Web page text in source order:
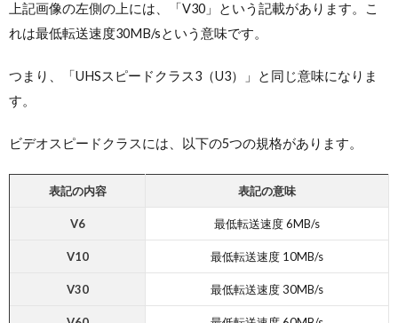
上記画像の左側の上には、「V30」という記載があります。こ
れは最低転送速度30MB/sという意味です。
つまり、「UHSスピードクラス3（U3）」と同じ意味になりま
す。
ビデオスピードクラスには、以下の5つの規格があります。
表記の内容 表記の意味
V6 最低転送速度 6MB/s
V10 最低転送速度 10MB/s
V30 最低転送速度 30MB/s